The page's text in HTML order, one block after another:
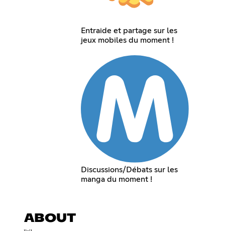
Entraide et partage sur les
jeux mobiles du moment !
Discussions/Débats sur les
manga du moment !
ABOUT